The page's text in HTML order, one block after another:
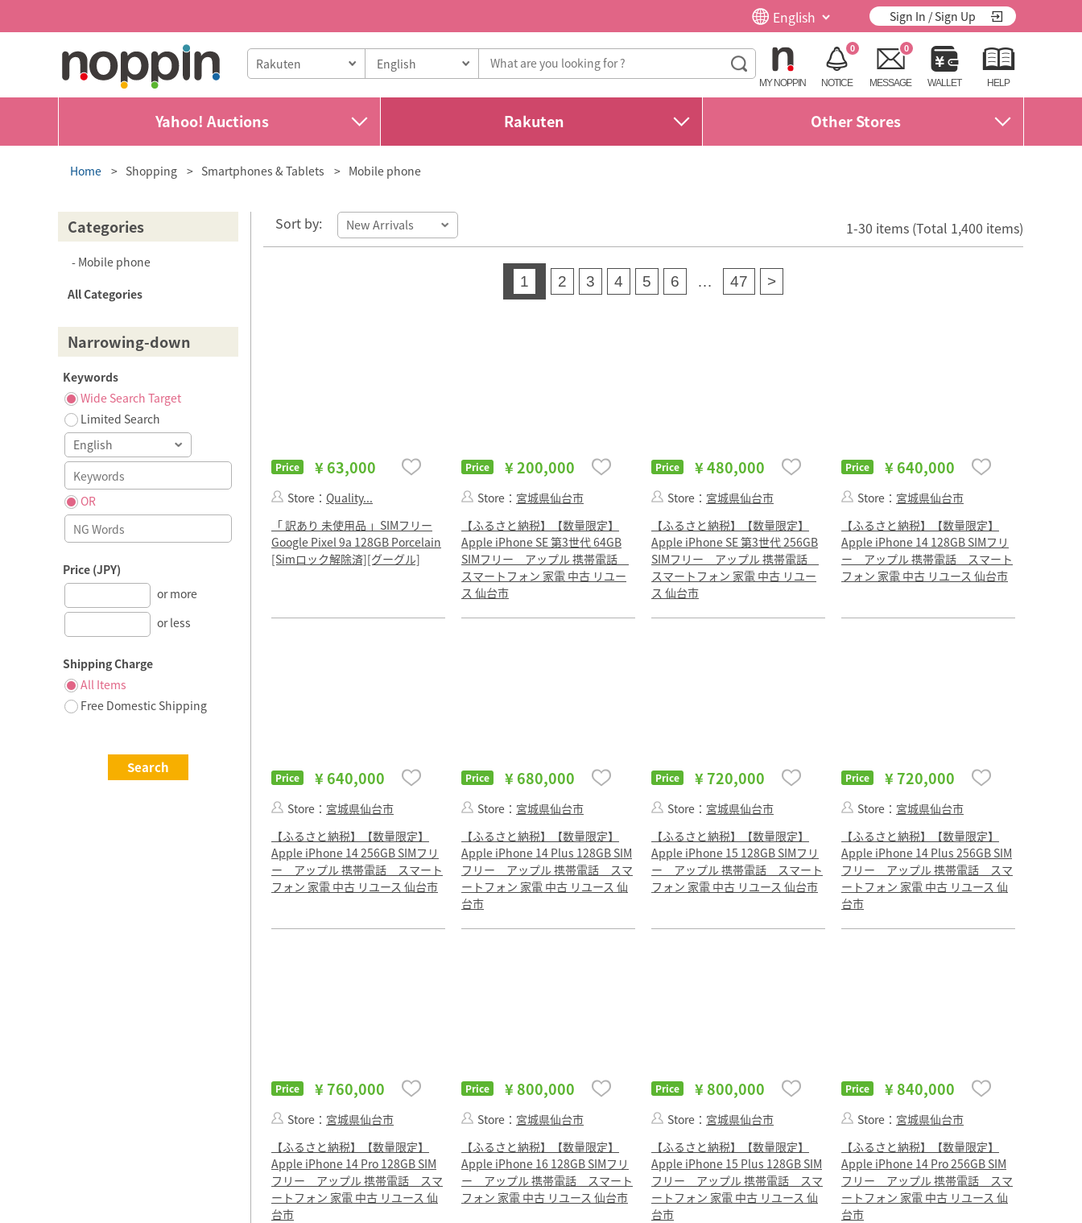
Sign In / Sign Up
MY NOPPIN NOTICE
0
MESSAGE
0
WALLET HELP
Yahoo! Auctions Rakuten Other Stores
Home Shopping Smartphones & Tablets Mobile phone
Sort by: 1-30 items (Total 1,400 items)
1 2 3 4 5 6 … 47 >
Price ¥ 63,000
Store： Quality...
「 訳あり 未使用品 」SIMフリー
Google Pixel 9a 128GB Porcelain
[Simロック解除済][グーグル]
Price ¥ 200,000
Store： 宮城県仙台市
【ふるさと納税】【数量限定】
Apple iPhone SE 第3世代 64GB
SIMフリー アップル 携帯電話
スマートフォン 家電 中古 リユー
ス 仙台市
Price ¥ 480,000
Store： 宮城県仙台市
【ふるさと納税】【数量限定】
Apple iPhone SE 第3世代 256GB
SIMフリー アップル 携帯電話
スマートフォン 家電 中古 リユー
ス 仙台市
Price ¥ 640,000
Store： 宮城県仙台市
【ふるさと納税】【数量限定】
Apple iPhone 14 128GB SIMフリ
ー アップル 携帯電話 スマート
フォン 家電 中古 リユース 仙台市
Price ¥ 640,000
Store： 宮城県仙台市
【ふるさと納税】【数量限定】
Apple iPhone 14 256GB SIMフリ
ー アップル 携帯電話 スマート
フォン 家電 中古 リユース 仙台市
Price ¥ 680,000
Store： 宮城県仙台市
【ふるさと納税】【数量限定】
Apple iPhone 14 Plus 128GB SIM
フリー アップル 携帯電話 スマ
ートフォン 家電 中古 リユース 仙
台市
Price ¥ 720,000
Store： 宮城県仙台市
【ふるさと納税】【数量限定】
Apple iPhone 15 128GB SIMフリ
ー アップル 携帯電話 スマート
フォン 家電 中古 リユース 仙台市
Price ¥ 720,000
Store： 宮城県仙台市
【ふるさと納税】【数量限定】
Apple iPhone 14 Plus 256GB SIM
フリー アップル 携帯電話 スマ
ートフォン 家電 中古 リユース 仙
台市
Price ¥ 760,000
Store： 宮城県仙台市
【ふるさと納税】【数量限定】
Apple iPhone 14 Pro 128GB SIM
フリー アップル 携帯電話 スマ
ートフォン 家電 中古 リユース 仙
台市
Price ¥ 800,000
Store： 宮城県仙台市
【ふるさと納税】【数量限定】
Apple iPhone 16 128GB SIMフリ
ー アップル 携帯電話 スマート
フォン 家電 中古 リユース 仙台市
Price ¥ 800,000
Store： 宮城県仙台市
【ふるさと納税】【数量限定】
Apple iPhone 15 Plus 128GB SIM
フリー アップル 携帯電話 スマ
ートフォン 家電 中古 リユース 仙
台市
Price ¥ 840,000
Store： 宮城県仙台市
【ふるさと納税】【数量限定】
Apple iPhone 14 Pro 256GB SIM
フリー アップル 携帯電話 スマ
ートフォン 家電 中古 リユース 仙
台市
Categories
Mobile phone
All Categories
Narrowing-down
Keywords
Wide Search Target
Limited Search
OR
Price (JPY)
or more
or less
Shipping Charge
All Items
Free Domestic Shipping